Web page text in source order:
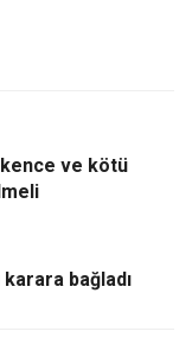
ve kötü
karara bağladı